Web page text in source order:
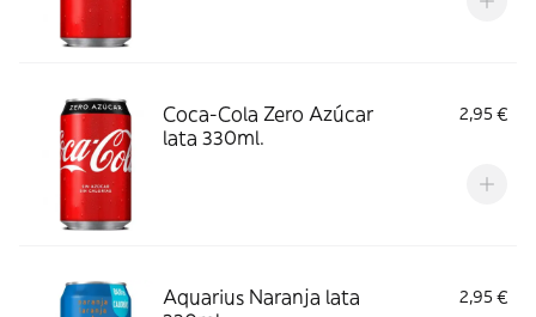
Coca-Cola Zero Azúcar
lata 330ml.
2,95 €
Aquarius Naranja lata
2,95 €